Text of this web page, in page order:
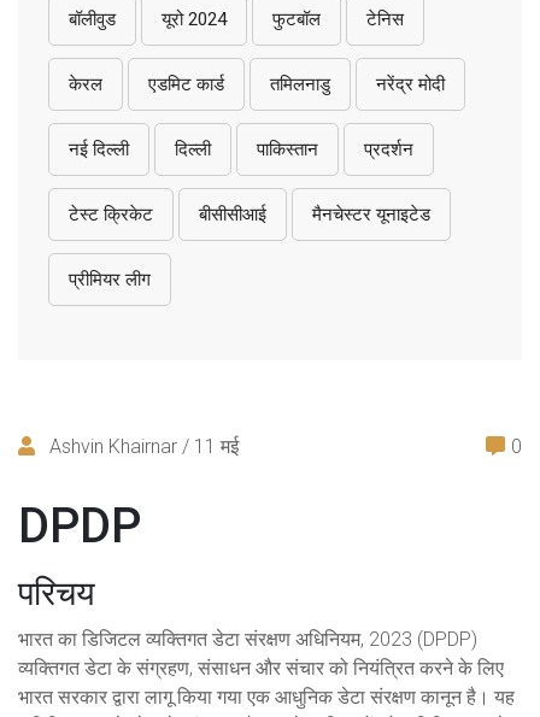
बॉलीवुड यूरो 2024 फुटबॉल टेनिस
केरल एडमिट कार्ड तमिलनाडु नरेंद्र मोदी
नई दिल्ली दिल्ली पाकिस्तान प्रदर्शन
टेस्ट क्रिकेट बीसीसीआई मैनचेस्टर यूनाइटेड
प्रीमियर लीग
Ashvin Khairnar / 11 मई 0
DPDP
परिचय
भारत का डिजिटल व्यक्तिगत डेटा संरक्षण अधिनियम, 2023 (DPDP)
व्यक्तिगत डेटा के संग्रहण, संसाधन और संचार को नियंत्रित करने के लिए
भारत सरकार द्वारा लागू किया गया एक आधुनिक डेटा संरक्षण कानून है। यह